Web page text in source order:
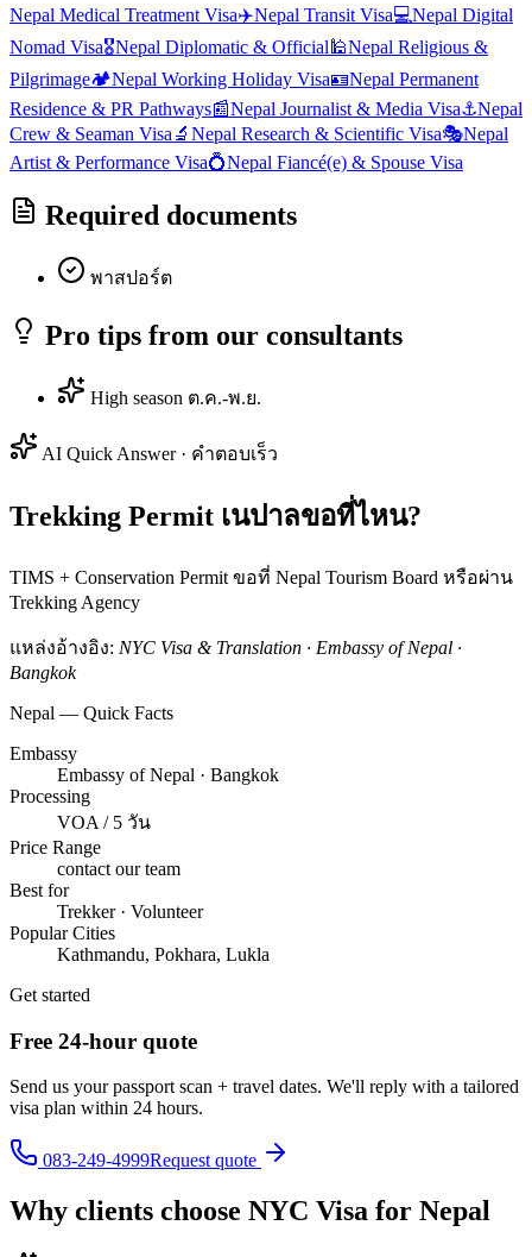
Nepal Medical Treatment Visa✈️Nepal Transit Visa💻Nepal Digital
Nomad Visa🎖️Nepal Diplomatic & Official 🕌Nepal Religious &
Pilgrimage🏕️Nepal Working Holiday Visa🪪Nepal Permanent
Residence & PR Pathways📰Nepal Journalist & Media Visa⚓Nepal
Crew & Seaman Visa 🔬 Nepal Research & Scientific Visa🎭Nepal
Artist & Performance Visa💍Nepal Fiancé(e) & Spouse Visa
Required documents
พาสปอร์ต
Pro tips from our consultants
High season ต.ค.-พ.ย.
AI Quick Answer · คำตอบเร็ว
Trekking Permit เนปาลขอที่ไหน?
TIMS + Conservation Permit ขอที่ Nepal Tourism Board หรือผ่าน
Trekking Agency
แหล่งอ้างอิง: NYC Visa & Translation · Embassy of Nepal ·
Bangkok
Nepal — Quick Facts
Embassy
Embassy of Nepal · Bangkok
Processing
VOA / 5 วัน
Price Range
contact our team
Best for
Trekker · Volunteer
Popular Cities
Kathmandu, Pokhara, Lukla
Get started
Free 24-hour quote
Send us your passport scan + travel dates. We'll reply with a tailored
visa plan within 24 hours.
083-249-4999Request quote
Why clients choose NYC Visa for Nepal